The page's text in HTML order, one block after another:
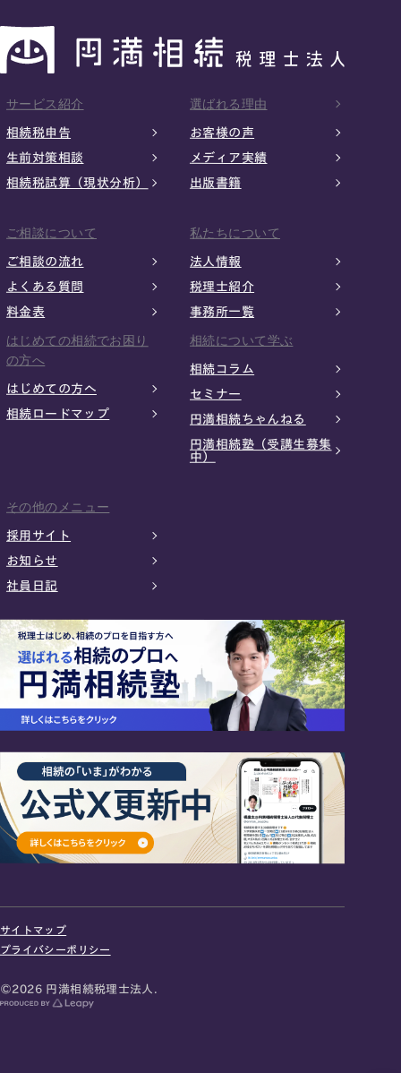
お急ぎの方は電話で面談予約
サービス紹介
相続税申告
生前対策相談
相続税試算（現状分析）
選ばれる理由
お客様の声
メディア実績
出版書籍
ご相談について
ご相談の流れ
よくある質問
料金表
私たちについて
法人情報
税理士紹介
事務所一覧
はじめての相続でお困り
の方へ
はじめての方へ
相続ロードマップ
相続について学ぶ
相続コラム
セミナー
円満相続ちゃんねる
円満相続塾（受講生募集
中）
その他のメニュー
採用サイト
お知らせ
社員日記
サイトマップ
プライバシーポリシー
©2026 円満相続税理士法人.